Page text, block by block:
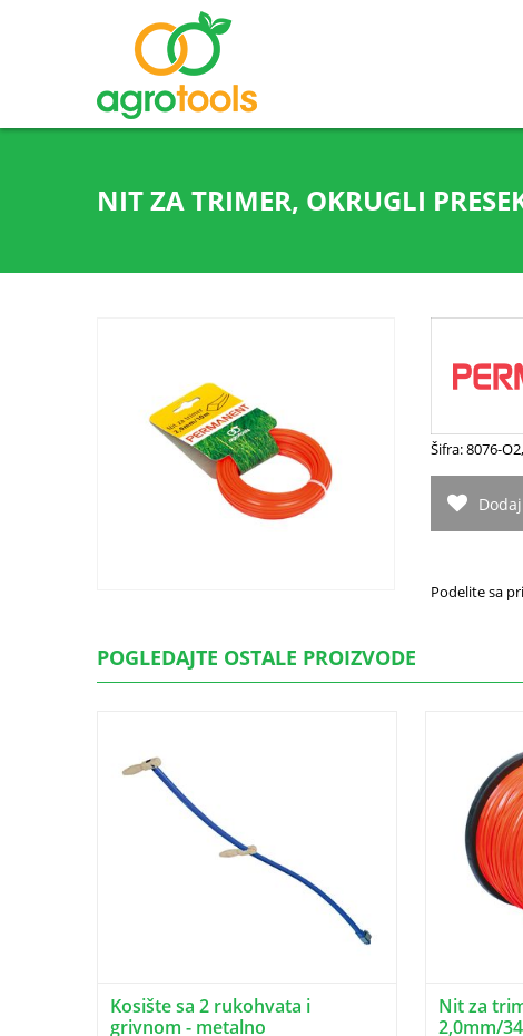
NIT ZA TRIMER, OKRUGLI
Šifra: 8076-
Podelite sa
POGLEDAJTE OSTALE PROIZVODE
Kosište sa 2 rukohvata i
grivnom - metalno
Nit za
2,0mm/